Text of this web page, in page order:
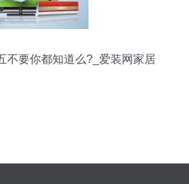
不要你都知道么?_爱装网家居